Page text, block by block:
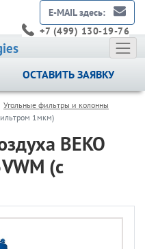
E-MAIL здесь:
+7 (499) 130-19-76
ОСТАВИТЬ ЗАЯВКУ
Угольные фильтры и колонны
1мкм)
BEKO
(с